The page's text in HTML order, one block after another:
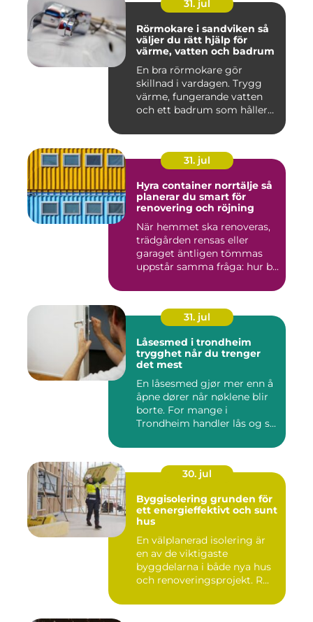
31. jul
Rörmokare i sandviken så
väljer du rätt hjälp för
värme, vatten och badrum
En bra rörmokare gör
skillnad i vardagen. Trygg
värme, fungerande vatten
och ett badrum som håller
31. jul
Hyra container norrtälje så
planerar du smart för
renovering och röjning
När hemmet ska renoveras,
trädgården rensas eller
garaget äntligen tömmas
uppstår samma fråga: hur b...
31. jul
Låsesmed i trondheim
trygghet når du trenger
det mest
En låsesmed gjør mer enn å
åpne dører når nøklene blir
borte. For mange i
Trondheim handler lås og s...
30. jul
Byggisolering grunden för
ett energieffektivt och sunt
hus
En välplanerad isolering är
en av de viktigaste
byggdelarna i både nya hus
och renoveringsprojekt. R...